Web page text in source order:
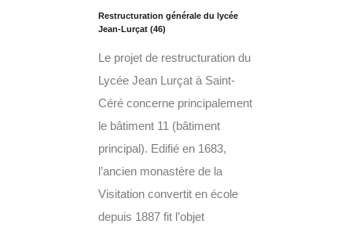
Restructuration générale du lycée
Jean-Lurçat (46)
Le projet de restructuration du
Lycée Jean Lurçat à Saint-
Céré concerne principalement
le bâtiment 11 (bâtiment
principal). Edifié en 1683,
l’ancien monastère de la
Visitation convertit en école
depuis 1887 fit l’objet